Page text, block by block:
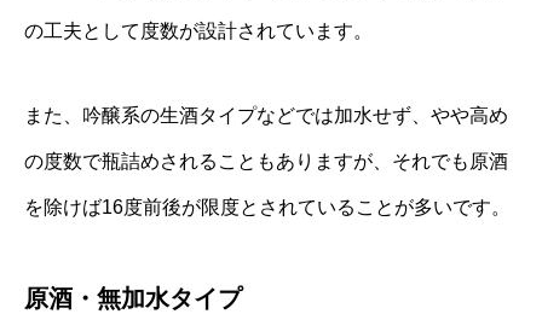
の工夫として度数が設計されています。
また、吟醸系の生酒タイプなどでは加水せず、やや高め
の度数で瓶詰めされることもありますが、それでも原酒
を除けば16度前後が限度とされていることが多いです。
原酒・無加水タイプ